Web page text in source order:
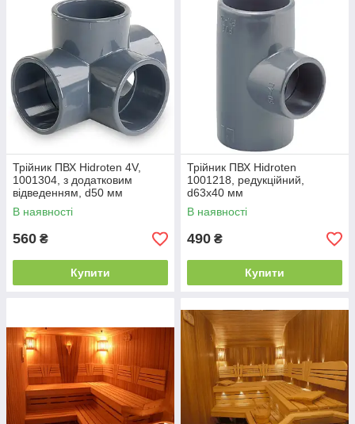
Трійник ПВХ Hidroten 4V,
1001304, з додатковим
відведенням, d50 мм
В наявності
560 ₴
Купити
Трійник ПВХ Hidroten
1001218, редукційний,
d63x40 мм
В наявності
490 ₴
Купити